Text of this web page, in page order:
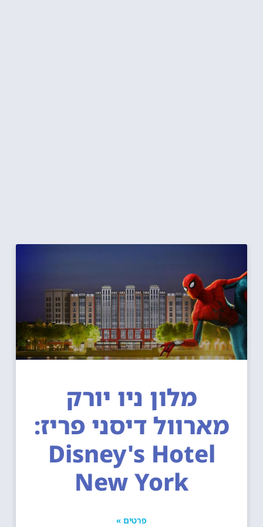
מלון ניו יורק
מארוול דיסני פריז:
Disney's Hotel
New York
פרטים »